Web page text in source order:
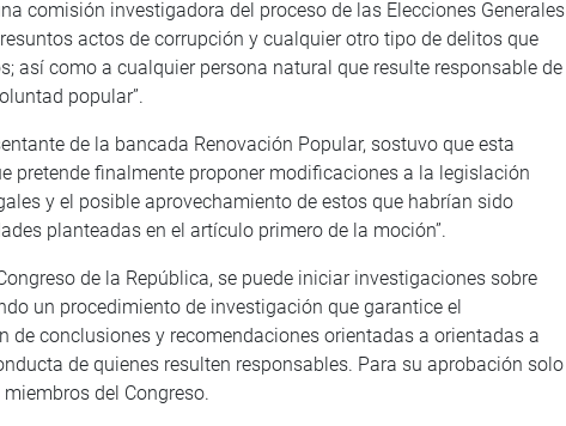
comisión investigadora del proceso de las Elecciones Generales
actos de corrupción y cualquier otro tipo de delitos que
así como a cualquier persona natural que resulte responsable de
popular”.
de la bancada Renovación Popular, sostuvo que esta
pretende finalmente proponer modificaciones a la legislación
y el posible aprovechamiento de estos que habrían sido
planteadas en el artículo primero de la moción”.
de la República, se puede iniciar investigaciones sobre
un procedimiento de investigación que garantice el
conclusiones y recomendaciones orientadas a orientadas a
de quienes resulten responsables. Para su aprobación solo
del Congreso.